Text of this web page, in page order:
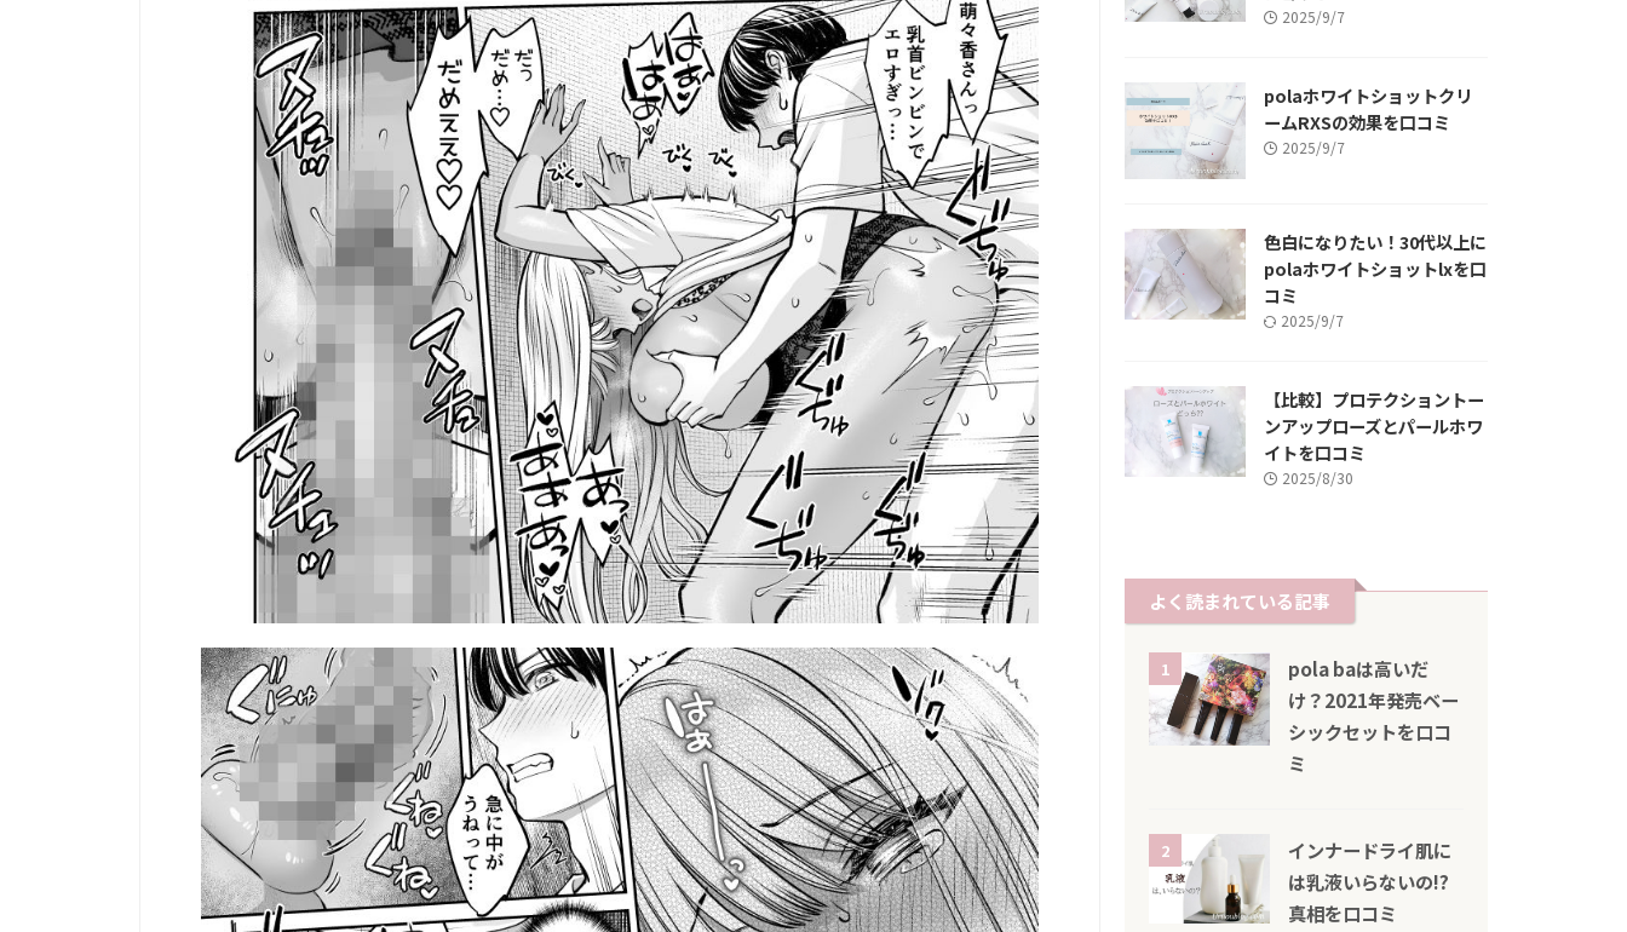
2025/9/7
polaホワイトショットクリ
ームRXSの効果を口コミ
2025/9/7
色白になりたい！30代以上に
polaホワイトショットlxを口
コミ
2025/9/7
【比較】プロテクショントー
ンアップローズとパールホワ
イトを口コミ
2025/8/30
よく読まれている記事
1
pola baは高いだ
け？2021年発売ベー
シックセットを口コ
ミ
2
インナードライ肌に
は乳液いらないの!?
真相を口コミ